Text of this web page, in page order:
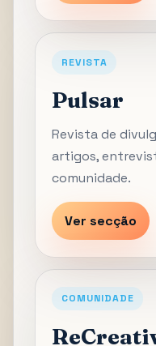
REVISTA
Pulsar
Revista de
artigos,
comunidade.
Ver secção
COMUNIDADE